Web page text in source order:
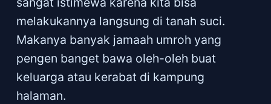
melakukannya langsung di tanah suci.
Makanya banyak jamaah umroh yang
pengen banget bawa oleh-oleh buat
keluarga atau kerabat di kampung
halaman.